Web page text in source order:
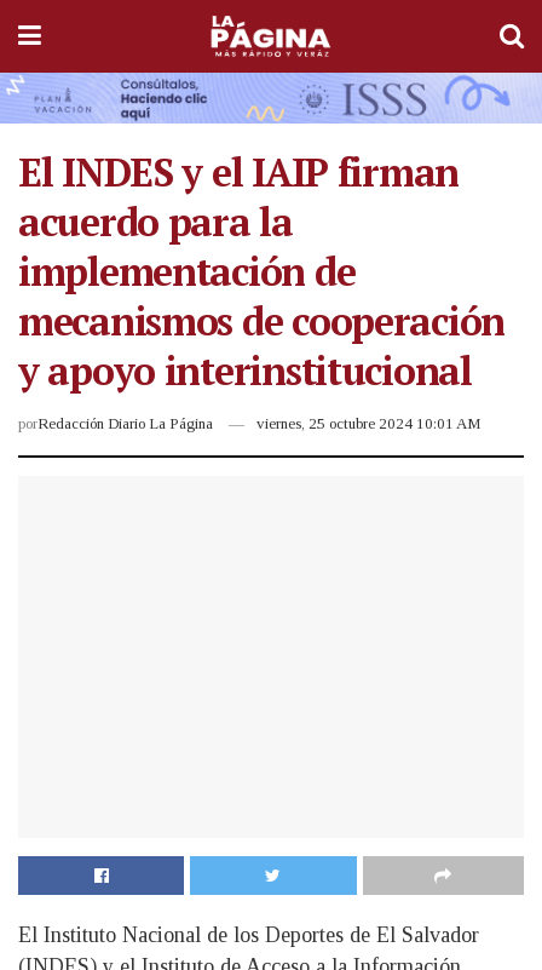
El INDES y el IAIP firman
acuerdo para la
implementación de
mecanismos de cooperación
y apoyo interinstitucional
porRedacción Diario La Página viernes, 25 octubre 2024 10:01 AM
El Instituto Nacional de los Deportes de El Salvador